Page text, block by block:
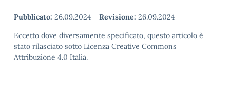
Pubblicato: 26.09.2024 - Revisione: 26.09.2024
Eccetto dove diversamente specificato, questo articolo è
stato rilasciato sotto Licenza Creative Commons
Attribuzione 4.0 Italia.